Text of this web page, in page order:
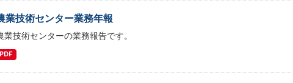
業技術センター業務年報
業技術センターの業務報告です。
PDF